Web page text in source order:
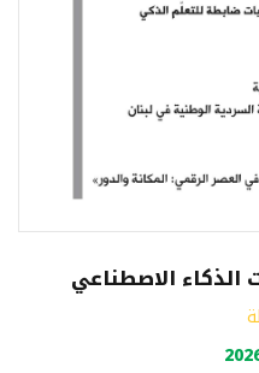
الذكاء الاصطناعي